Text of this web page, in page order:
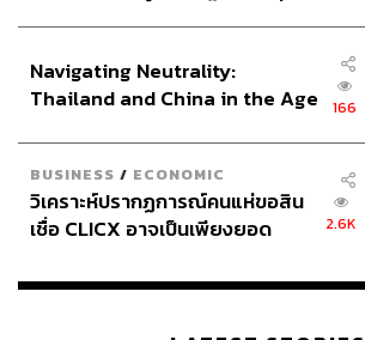
Navigating Neutrality:
Thailand and China in the Age
166
BUSINESS / ECONOMIC
วิเคราะห์ปรากฏการณ์คนแห่ขอสิน
เชื่อ CLICX อาจเป็นเพียงยอด
เรือนไทยที่ถูกซุกไว้
2.6K